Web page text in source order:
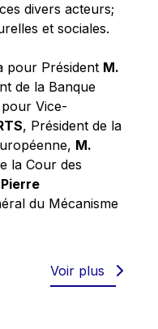
divers acteurs;
et sociales.
pour Président M.
de la Banque
Vice-
, Président de la
M.
la Cour des
du Mécanisme
Voir plus